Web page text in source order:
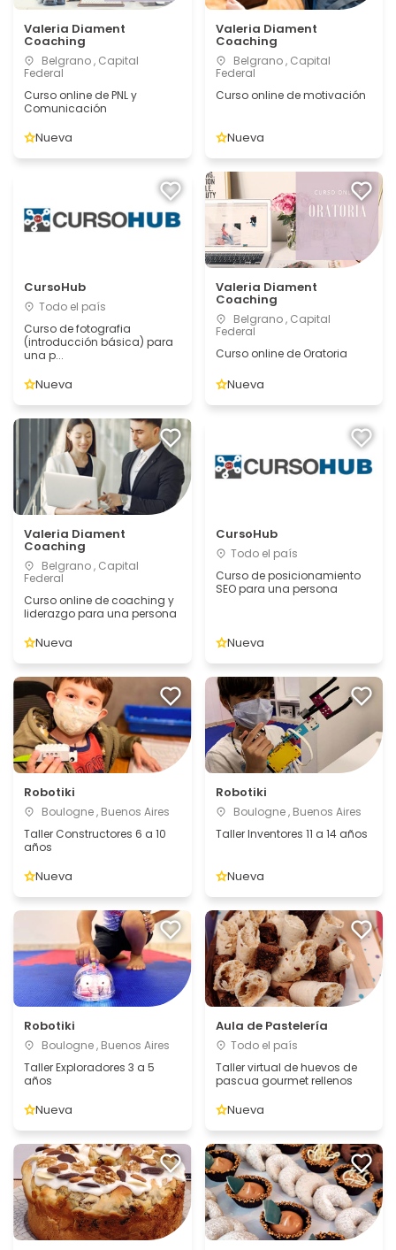
Valeria Diament
Coaching
Belgrano , Capital
Federal
Curso online de PNL y
Comunicación
Nueva
Valeria Diament
Coaching
Belgrano , Capital
Federal
Curso online de motivación
Nueva
CursoHub
Todo el país
Curso de fotografia
(introducción básica) para
una p...
Nueva
Valeria Diament
Coaching
Belgrano , Capital
Federal
Curso online de Oratoria
Nueva
Valeria Diament
Coaching
Belgrano , Capital
Federal
Curso online de coaching y
liderazgo para una persona
Nueva
CursoHub
Todo el país
Curso de posicionamiento
SEO para una persona
Nueva
Robotiki
Boulogne , Buenos Aires
Taller Constructores 6 a 10
años
Nueva
Robotiki
Boulogne , Buenos Aires
Taller Inventores 11 a 14 años
Nueva
Robotiki
Boulogne , Buenos Aires
Taller Exploradores 3 a 5
años
Nueva
Aula de Pastelería
Todo el país
Taller virtual de huevos de
pascua gourmet rellenos
Nueva